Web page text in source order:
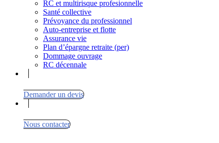
RC et multirisque profesionnelle
Santé collective
Prévoyance du professionnel
Auto-entreprise et flotte
Assurance vie
Plan d’épargne retraite (per)
Dommage ouvrage
RC décennale
Demander un devis
Nous contacter